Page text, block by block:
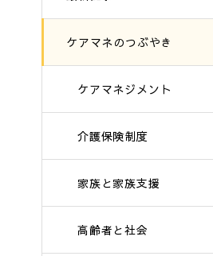
ケアマネのつぶやき
ケアマネジメント
介護保険制度
家族と家族支援
高齢者と社会